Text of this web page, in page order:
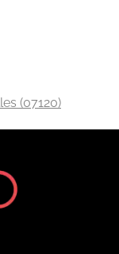
Soyez
et de
et
attentes.
méritez à
(07120)